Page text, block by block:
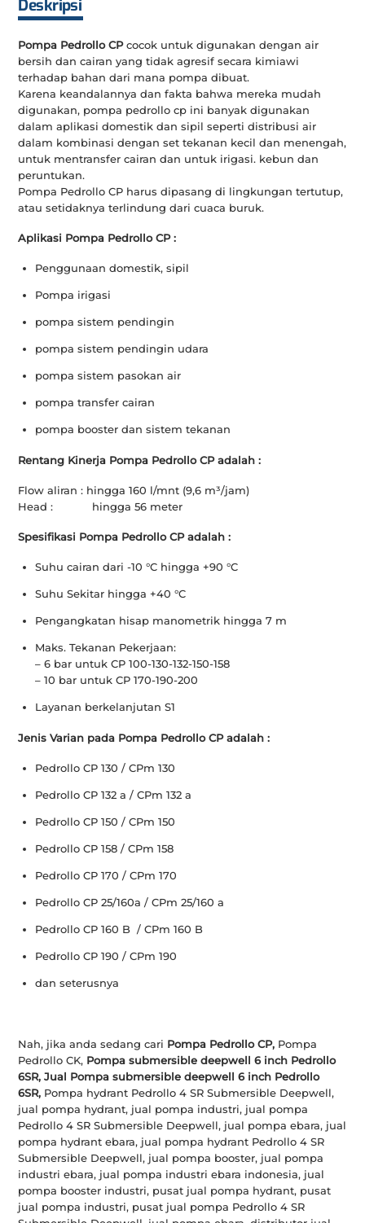
Deskripsi
Pompa Pedrollo CPcocok untuk digunakan dengan air
bersih dan cairan yang tidak agresif secara kimiawi
terhadap bahan dari mana pompa dibuat.
Karena keandalannya dan fakta bahwa mereka mudah
digunakan, pompa pedrollo cp ini banyak digunakan
dalam aplikasi domestik dan sipil seperti distribusi air
dalam kombinasi dengan set tekanan kecil dan menengah,
untuk mentransfer cairan dan untuk irigasi. kebun dan
peruntukan.
Pompa Pedrollo CP harus dipasang di lingkungan tertutup,
atau setidaknya terlindung dari cuaca buruk.
Aplikasi Pompa Pedrollo CP :
Penggunaan domestik, sipil
Pompa irigasi
pompa sistem pendingin
pompa sistem pendingin udara
pompa sistem pasokan air
pompa transfer cairan
pompa booster dan sistem tekanan
Rentang Kinerja Pompa Pedrollo CP adalah :
Flow aliran : hingga 160 l/mnt (9,6 m³/jam)
Head : hingga 56 meter
Spesifikasi Pompa Pedrollo CP adalah :
Suhu cairan dari -10 °C hingga +90 °C
Suhu Sekitar hingga +40 °C
Pengangkatan hisap manometrik hingga 7 m
Maks. Tekanan Pekerjaan:
– 6 bar untuk CP 100-130-132-150-158
– 10 bar untuk CP 170-190-200
Layanan berkelanjutan S1
Jenis Varian pada Pompa Pedrollo CP adalah :
Pedrollo CP 130 / CPm 130
Pedrollo CP 132 a / CPm 132 a
Pedrollo CP 150 / CPm 150
Pedrollo CP 158 / CPm 158
Pedrollo CP 170 / CPm 170
Pedrollo CP 25/160a / CPm 25/160 a
Pedrollo CP 160 B / CPm 160 B
Pedrollo CP 190 / CPm 190
dan seterusnya
Nah, jika anda sedang cari Pompa Pedrollo CP, Pompa
Pedrollo CK, Pompa submersible deepwell 6 inch Pedrollo
6SR, Jual Pompa submersible deepwell 6 inch Pedrollo
6SR, Pompa hydrant Pedrollo 4 SR Submersible Deepwell,
jual pompa hydrant, jual pompa industri, jual pompa
Pedrollo 4 SR Submersible Deepwell, jual pompa ebara, jual
pompa hydrant ebara, jual pompa hydrant Pedrollo 4 SR
Submersible Deepwell, jual pompa booster, jual pompa
industri ebara, jual pompa industri ebara indonesia, jual
pompa booster industri, pusat jual pompa hydrant, pusat
jual pompa industri, pusat jual pompa Pedrollo 4 SR